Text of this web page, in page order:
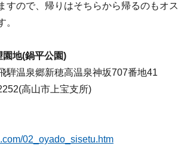
すので、帰りはそちらから帰るのもオ
。
地(鍋平公園)
騨温泉郷新穂高温泉神坂707番地41
高山市上宝支所)
02_oyado_sisetu.htm